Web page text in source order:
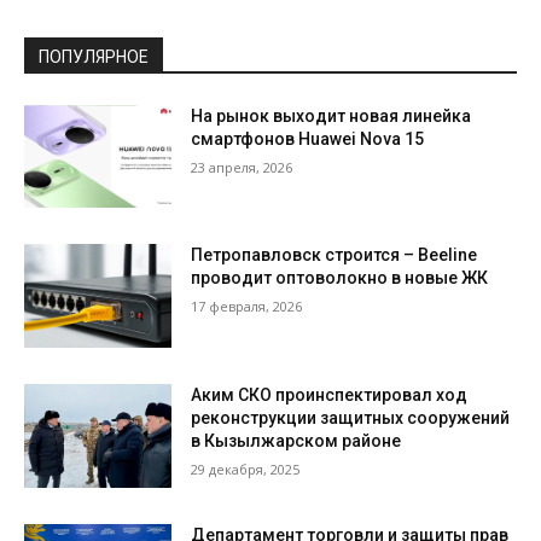
ПОПУЛЯРНОЕ
На рынок выходит новая линейка
смартфонов Huawei Nova 15
23 апреля, 2026
Петропавловск строится – Beeline
проводит оптоволокно в новые ЖК
17 февраля, 2026
Аким СКО проинспектировал ход
реконструкции защитных сооружений
в Кызылжарском районе
29 декабря, 2025
Департамент торговли и защиты прав